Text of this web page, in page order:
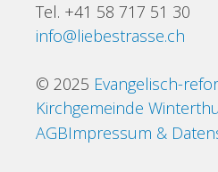
Tel. +41 58 717 51 30
info@liebestrasse.ch
© 2025 Evangelisch-
Kirchgemeinde
Impressum &
AGB